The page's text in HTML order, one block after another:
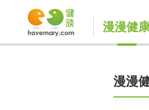
漫漫健
漫漫